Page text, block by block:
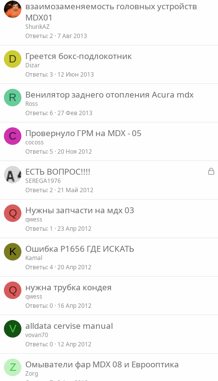
взаимозаменяемость головных устройств
MDX01
ShurikAZ
Ответы 2 7 Авг 2013
D Греется бокс-подлокотник
Dizar
Ответы 3 12 Июн 2013
R Венилятор заднего отопления Acura mdx
Ross
Ответы 6 27 Фев 2013
C Провернуло ГРМ на MDX - 05
cocoss
Ответы 5 20 Ноя 2012
З
ЕСТЬ ВОПРОС!!!!
SEREGA1976
Ответы 2 21 Май 2012
Q Нужны запчасти на мдх 03
qwess
Ответы 1 23 Апр 2012
K Ошибка P1656 ГДЕ ИСКАТЬ
Kamal
Ответы 4 20 Апр 2012
Q нужна трубка кондея
qwess
Ответы 0 16 Апр 2012
V alldata cervise manual
vovan70
Ответы 0 12 Апр 2012
Z Омыватели фар MDX 08 и Еврооптика
Zorg